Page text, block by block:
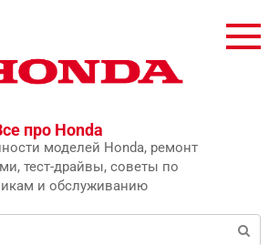
про Honda
моделей Honda, ремонт
тест-драйвы, советы по
и обслуживанию